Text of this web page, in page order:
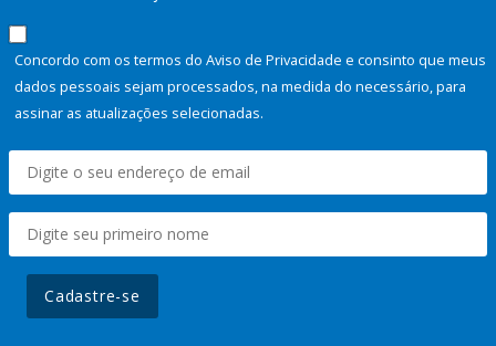
Concordo com os termos do Aviso de Privacidade e consinto que meus
dados pessoais sejam processados, na medida do necessário, para
assinar as atualizações selecionadas.
Cadastre-se